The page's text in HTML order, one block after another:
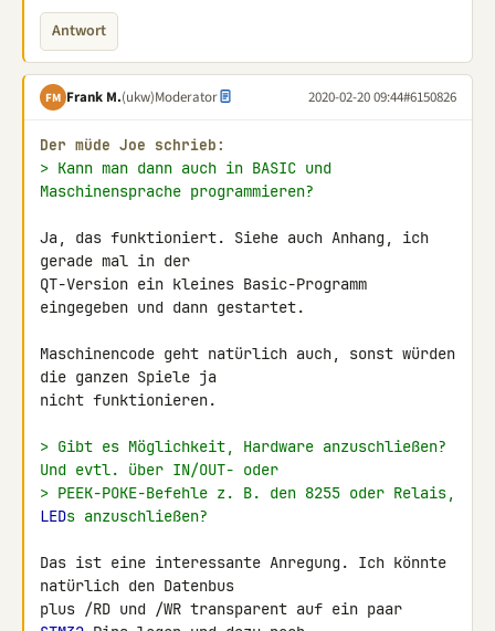
Antwort
FM Frank M.(ukw)Moderator 2020-02-20 09:44#6150826
Der müde Joe schrieb:
> Kann man dann auch in BASIC und
Maschinensprache programmieren?
Ja, das funktioniert. Siehe auch Anhang, ich
gerade mal in der
QT-Version ein kleines Basic-Programm
eingegeben und dann gestartet.
Maschinencode geht natürlich auch, sonst würden
die ganzen Spiele ja
nicht funktionieren.
> Gibt es Möglichkeit, Hardware anzuschließen?
Und evtl. über IN/OUT- oder
LEDs anzuschließen?
Das ist eine interessante Anregung. Ich könnte
natürlich den Datenbus